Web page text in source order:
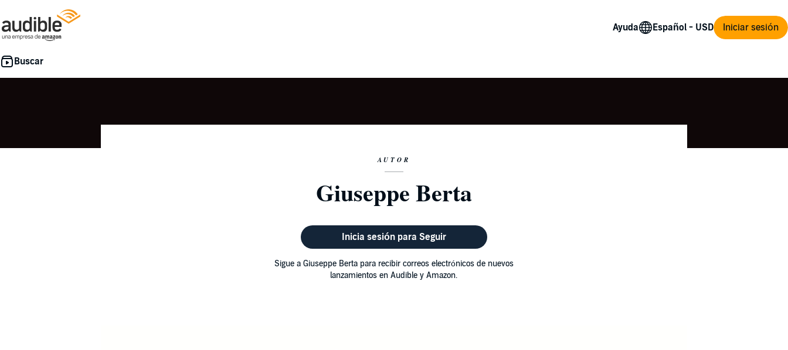
Ayuda Iniciar sesión
AUTOR
Giuseppe Berta
Inicia sesión para Seguir
Sigue a Giuseppe Berta para recibir correos electrónicos de nuevos
lanzamientos en Audible y Amazon.